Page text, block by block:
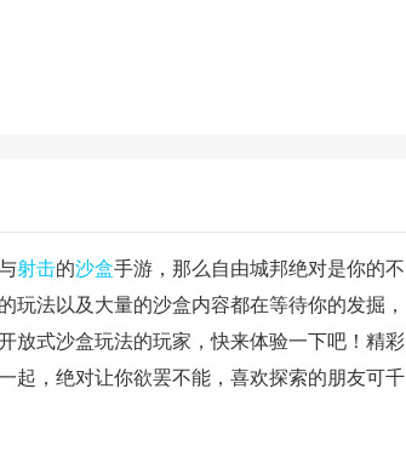
射击的沙盒手游，那么自由城邦绝对是你的不
玩法以及大量的沙盒内容都在等待你的发掘，
放式沙盒玩法的玩家，快来体验一下吧！精彩
起，绝对让你欲罢不能，喜欢探索的朋友可千